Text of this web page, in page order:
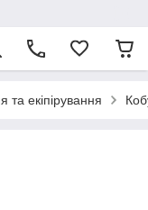
екіпірування